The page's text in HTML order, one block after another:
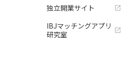
独立開業サイト
IBJマッチングアプリ
研究室